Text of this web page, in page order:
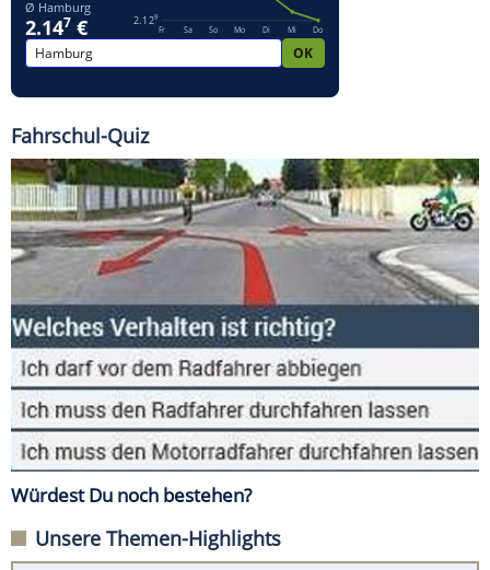
Fahrschul-Quiz
Würdest Du noch bestehen?
Unsere Themen-Highlights